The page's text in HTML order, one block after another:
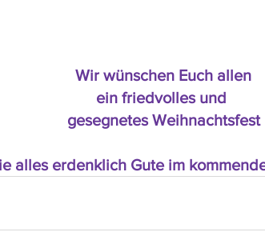
Wir wünschen Euch allen
ein friedvolles und
gesegnetes Weihnachtsfest
alles erdenklich Gute im